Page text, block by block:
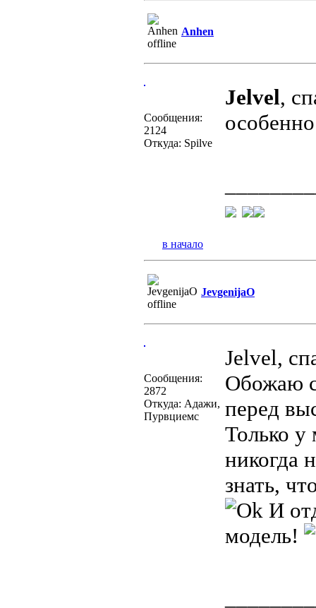
Anhen
Сообщения:
2124
Откуда: Spilve
Jelvel,
в начало
JevgenijaO
Сообщения:
2872
Откуда: Адажи,
Пурвциемс
Jelvel,
Обожаю
перед
Только у
никогда
знать,
И
модель!